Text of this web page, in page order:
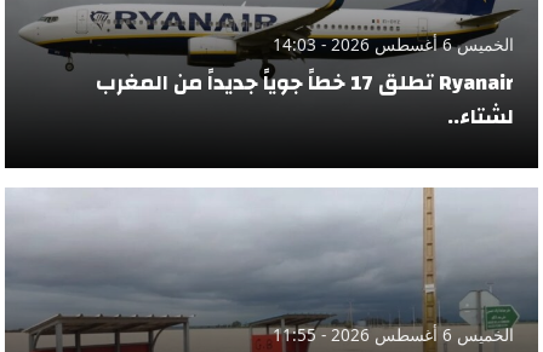
الخميس 6 أغسطس 2026 - 14:03
Ryanair تطلق 17 خطاً جوياً جديداً من المغرب
لشتاء..
الخميس 6 أغسطس 2026 - 11:55